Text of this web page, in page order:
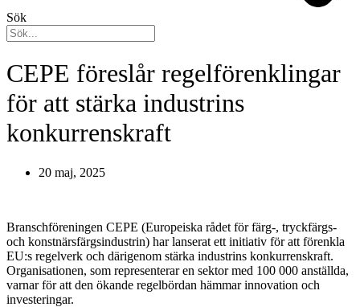
Sök
CEPE föreslår regelförenklingar
för att stärka industrins
konkurrenskraft
20 maj, 2025
Branschföreningen CEPE (Europeiska rådet för färg-, tryckfärgs-
och konstnärsfärgsindustrin) har lanserat ett initiativ för att förenkla
EU:s regelverk och därigenom stärka industrins konkurrenskraft.
Organisationen, som representerar en sektor med 100 000 anställda,
varnar för att den ökande regelbördan hämmar innovation och
investeringar.